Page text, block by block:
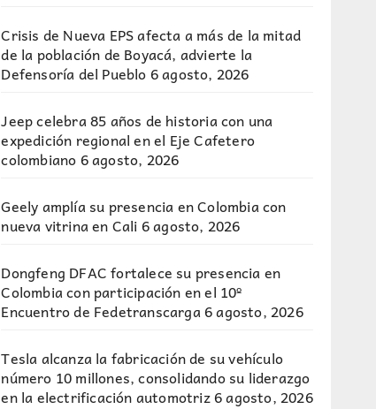
Crisis de Nueva EPS afecta a más de la mitad
de la población de Boyacá, advierte la
Defensoría del Pueblo6 agosto, 2026
Jeep celebra 85 años de historia con una
expedición regional en el Eje Cafetero
colombiano6 agosto, 2026
Geely amplía su presencia en Colombia con
nueva vitrina en Cali 6 agosto, 2026
Dongfeng DFAC fortalece su presencia en
Colombia con participación en el 10º
Encuentro de Fedetranscarga6 agosto, 2026
Tesla alcanza la fabricación de su vehículo
número 10 millones, consolidando su liderazgo
en la electrificación automotriz6 agosto, 2026